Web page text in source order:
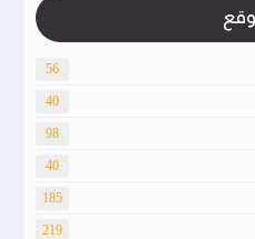
56
40
98
40
185
219